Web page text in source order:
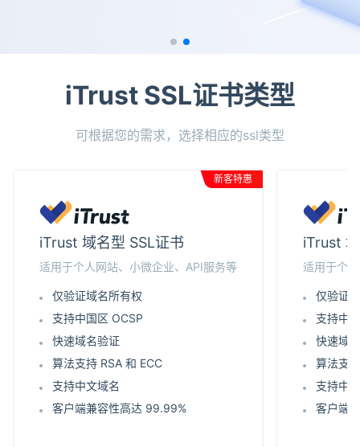
iTrust SSL证书类型
可根据您的需求，选择相应的ssl类型
新客特惠
iTrust 域名型 SSL证书
适用于个人网站、小微企业、API服务等
仅验证域名所有权
支持中国区 OCSP
快速域名验证
算法支持 RSA 和 ECC
支持中文域名
客户端兼容性高达 99.99%
iTrust
适用于个
仅验证
支持中
快速域
算法支
支持中
客户端